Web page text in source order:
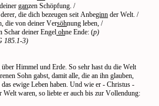
ganzen Schöpfung. /
die dich bezeugen seit Anbeginn der Welt. /
die von deiner Versöhnung leben, /
Schar deiner Engel ohne Ende: (p)
185.1-3)
Himmel und Erde. So sehr hast du die Welt
Sohn gabst, damit alle, die an ihn glauben,
ewige Leben haben. Und wie er - Christus -
Welt waren, so liebte er auch bis zur Vollendung: